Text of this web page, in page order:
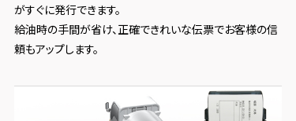
がすぐに発行できます。
給油時の手間が省け、正確できれいな伝票でお客様の信
頼もアップします。